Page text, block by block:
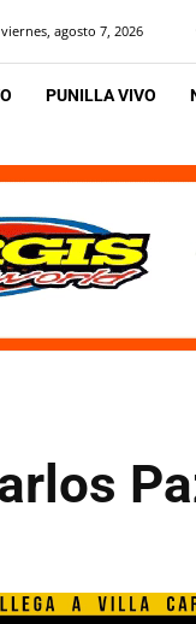
viernes, agosto 7, 2026
PUNILLA VIVO